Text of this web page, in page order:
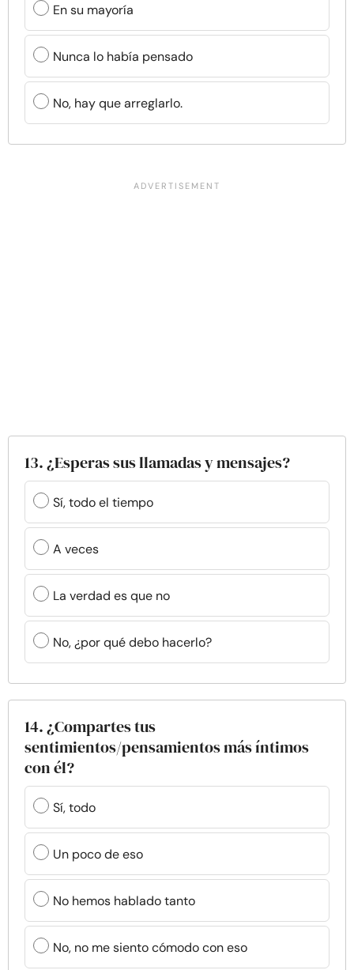
En su mayoría
Nunca lo había pensado
No, hay que arreglarlo.
13. ¿Esperas sus llamadas y mensajes?
Sí, todo el tiempo
A veces
La verdad es que no
No, ¿por qué debo hacerlo?
14. ¿Compartes tus
sentimientos/pensamientos más íntimos
con él?
Sí, todo
Un poco de eso
No hemos hablado tanto
No, no me siento cómodo con eso